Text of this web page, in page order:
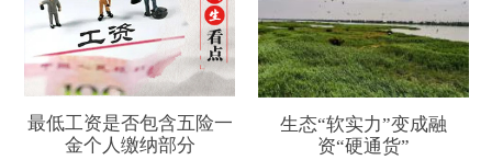
最低工资是否包含五险一
金个人缴纳部分
生态“软实力”变成融
资“硬通货”